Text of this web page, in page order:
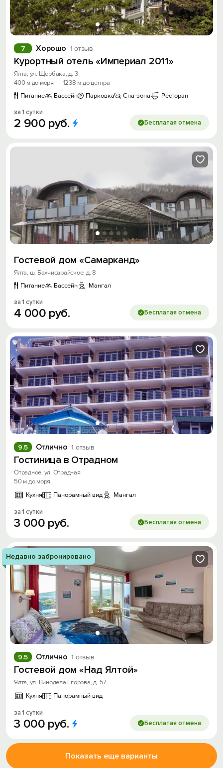
Хорошо 1 отзыв
7
Курортный отель «Империал 2011»
Ялта, ул. Щербака, д. 3
400 м до моря
· 1238 м до центра
Питание
Бассейн Парковка Спа-зона Ресторан
за 1 сутки
2 900 руб. Бесплатая отмена
Гостевой дом «Самарканд»
Ялта, ш. Бахчисарайское, д. 8
Питание
Бассейн Мангал
за 1 сутки
4 000 руб. Бесплатая отмена
Отлично 1 отзыв
9.5
Гостиница в Отрадном
Отрадное, ул. Отрадная
50 м до моря
Кухня
Панорамный вид Мангал
за 1 сутки
3 000 руб. Бесплатая отмена
Недавно забронировано
Отлично 1 отзыв
9.5
Гостевой дом «Над Ялтой»
Ялта, ул. Винодела Егорова, д. 57
Кухня
Панорамный вид
за 1 сутки
3 000 руб. Бесплатая отмена
Показать еще варианты